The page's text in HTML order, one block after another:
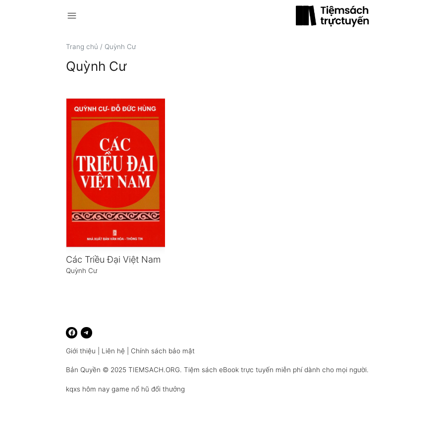
menu
Trang chủ / Quỳnh Cư
Quỳnh Cư
Các Triều Đại Việt Nam
Quỳnh Cư
Giới thiệu Liên hệ Chính sách bảo mật
Bản Quyền © 2025TIEMSACH.ORG. Tiệm sách eBook trực tuyến miễn phí dành cho mọi người.
kqxs hôm nay game nổ hũ đổi thưởng